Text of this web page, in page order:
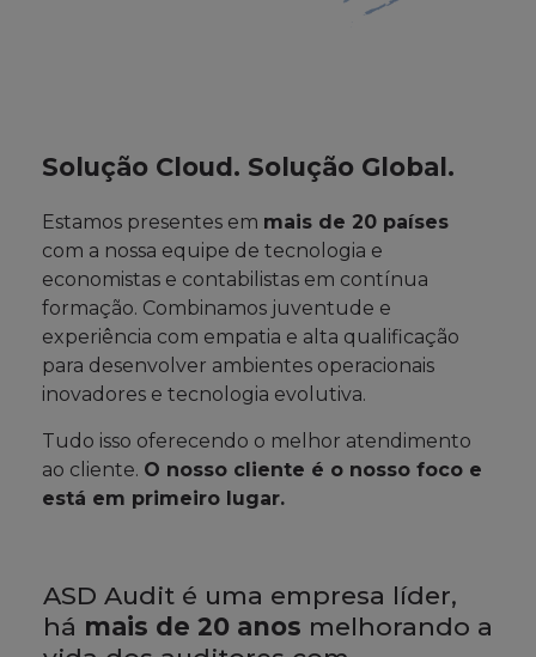
Solução Cloud. Solução Global.
Estamos presentes em mais de 20 países
com a nossa equipe de tecnologia e
economistas e contabilistas em contínua
formação. Combinamos juventude e
experiência com empatia e alta qualificação
para desenvolver ambientes operacionais
inovadores e tecnologia evolutiva.
Tudo isso oferecendo o melhor atendimento
ao cliente. O nosso cliente é o nosso foco e
está em primeiro lugar.
ASD Audit é uma empresa líder,
há mais de 20 anos melhorando a